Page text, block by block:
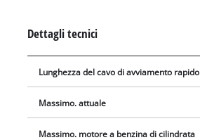
Dettagli tecnici
Lunghezza del cavo di avviamento rapido
Massimo. attuale
Massimo. motore a benzina di cilindrata